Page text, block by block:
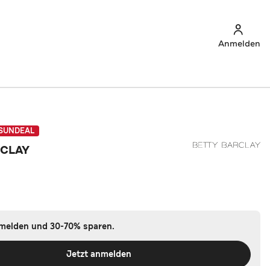
Anmelden
und 30-70% sparen.
Jetzt anmelden